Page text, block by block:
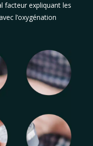
facteur expliquant les
l’oxygénation